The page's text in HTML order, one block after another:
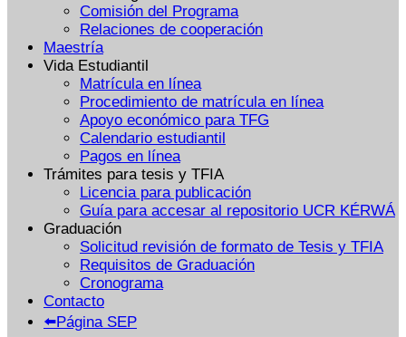
Comisión del Programa
Relaciones de cooperación
Maestría
Vida Estudiantil
Matrícula en línea
Procedimiento de matrícula en línea
Apoyo económico para TFG
Calendario estudiantil
Pagos en línea
Trámites para tesis y TFIA
Licencia para publicación
Guía para accesar al repositorio UCR KÉRWÁ
Graduación
Solicitud revisión de formato de Tesis y TFIA
Requisitos de Graduación
Cronograma
Contacto
⬅️Página SEP